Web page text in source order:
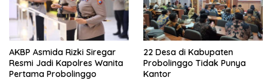
AKBP Asmida Rizki Siregar
Resmi Jadi Kapolres Wanita
Pertama Probolinggo
22 Desa di Kabupaten
Probolinggo Tidak Punya
Kantor